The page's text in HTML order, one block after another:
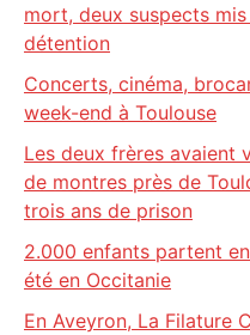
mort, deux suspects
détention
Concerts, cinéma,
week-end à Toulouse
Les deux frères avaient
de montres près de
trois ans de prison
2.000 enfants partent
été en Occitanie
En Aveyron, La Filature